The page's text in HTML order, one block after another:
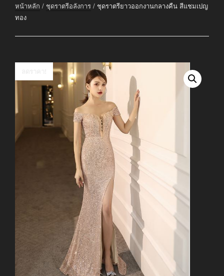
หน้าหลัก / ชุดราตรีอลังการ / ชุดราตรียาวออกงานกลางคืน สีแชมเปญ
ทอง